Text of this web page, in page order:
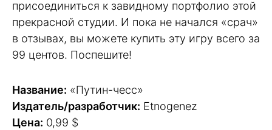
присоединиться к завидному портфолио этой
прекрасной студии. И пока не начался «срач»
в отзывах, вы можете купить эту игру всего за
99 центов. Поспешите!
Название: «Путин-чесс»
Издатель/разработчик: Etnogenez
Цена: 0,99 $